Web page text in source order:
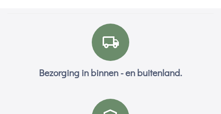
Bezorging in binnen - en buitenland.